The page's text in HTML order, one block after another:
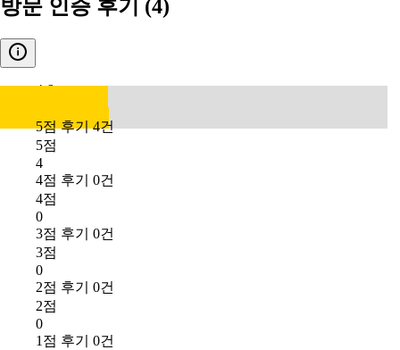
방문 인증 후기 (4)
4.6
5점 후기 4건
5점
4
4점 후기 0건
4점
0
3점 후기 0건
3점
0
2점 후기 0건
2점
0
1점 후기 0건